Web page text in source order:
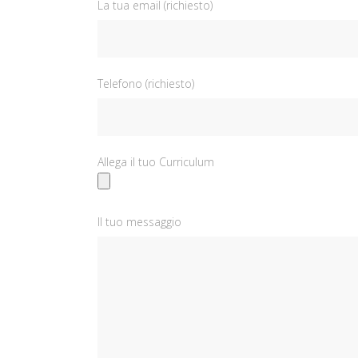
La tua email (richiesto)
Telefono (richiesto)
Allega il tuo Curriculum
Il tuo messaggio